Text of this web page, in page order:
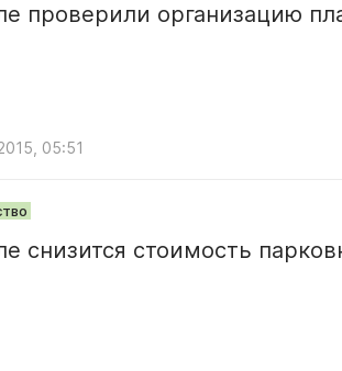
проверили организацию
05:51
снизится стоимость